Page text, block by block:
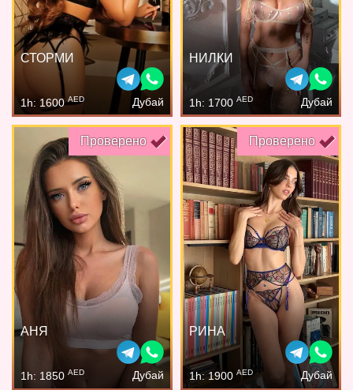
СТОРМИ
1h: 1600AED Дубай
НИЛКИ
1h: 1700 AED Дубай
Проверено
АНЯ
1h: 1850 AED Дубай
Проверено
РИНА
1h: 1900 AED Дубай